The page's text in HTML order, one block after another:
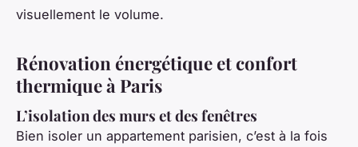
visuellement le volume.
Rénovation énergétique et confort
thermique à Paris
L’isolation des murs et des fenêtres
Bien isoler un appartement parisien, c’est à la fois